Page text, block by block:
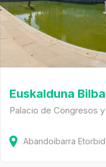
Euskalduna
Palacio de Congresos
Abandoibarra